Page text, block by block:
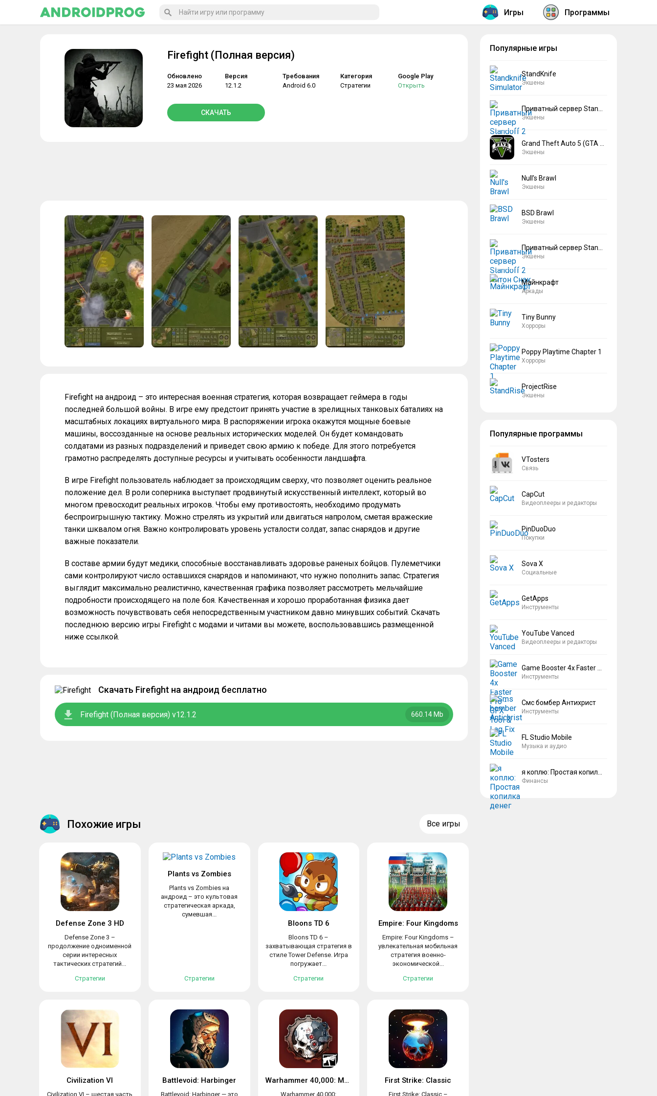
Игры Программы
Firefight (Полная версия)
Обновлено
23 мая 2026
Версия
12.1.2
Требования
Android 6.0
Категория
Стратегии
Google Play
Открыть
СКАЧАТЬ
Firefight на андроид – это интересная военная стратегия, которая возвращает геймера в годы
последней большой войны. В игре ему предстоит принять участие в зрелищных танковых баталиях на
масштабных локациях виртуального мира. В распоряжении игрока окажутся мощные боевые
машины, воссозданные на основе реальных исторических моделей. Он будет командовать
солдатами из разных подразделений и приведет свою армию к победе. Для этого потребуется
грамотно распределять доступные ресурсы и учитывать особенности ландшафта.
В игре Firefight пользователь наблюдает за происходящим сверху, что позволяет оценить реальное
положение дел. В роли соперника выступает продвинутый искусственный интеллект, который во
многом превосходит реальных игроков. Чтобы ему противостоять, необходимо продумать
беспроигрышную тактику. Можно стрелять из укрытий или двигаться напролом, сметая вражеские
танки шквалом огня. Важно контролировать уровень усталости солдат, запас снарядов и другие
важные показатели.
В составе армии будут медики, способные восстанавливать здоровье раненых бойцов. Пулеметчики
сами контролируют число оставшихся снарядов и напоминают, что нужно пополнить запас. Стратегия
выглядит максимально реалистично, качественная графика позволяет рассмотреть мельчайшие
подробности происходящего на поле боя. Качественная и хорошо проработанная физика дает
возможность почувствовать себя непосредственным участником давно минувших событий. Скачать
последнюю версию игры Firefight с модами и читами вы можете, воспользовавшись размещенной
ниже ссылкой.
Скачать Firefight на андроид бесплатно
Firefight (Полная версия) v12.1.2 660.14 Mb
Похожие игры Все игры
Defense Zone 3 HD
Defense Zone 3 –
продолжение одноименной
серии интересных
тактических стратегий...
Стратегии
Plants vs Zombies
Plants vs Zombies на
андроид – это культовая
стратегическая аркада,
сумевшая...
Стратегии
Bloons TD 6
Bloons TD 6 –
захватывающая стратегия в
стиле Tower Defense. Игра
погружает...
Стратегии
Empire: Four Kingdoms
Empire: Four Kingdoms –
увлекательная мобильная
стратегия военно-
экономической...
Стратегии
Civilization VI
Civilization VI – шестая часть
Battlevoid: Harbinger
Battlevoid: Harbinger — это
Warhammer 40,000: Mechanicus
Warhammer 40,000:
First Strike: Classic
First Strike: Classic –
Популярные игры
StandKnife
Экшены
Экшены
Экшены
Null’s Brawl
Экшены
BSD Brawl
Экшены
Экшены
Майнкрафт
Аркады
Tiny Bunny
Хорроры
Poppy Playtime Chapter 1
Хорроры
ProjectRise
Экшены
Популярные программы
VTosters
Связь
CapCut
Видеоплееры и редакторы
PinDuoDuo
Покупки
Sova X
Социальные
GetApps
Инструменты
YouTube Vanced
Видеоплееры и редакторы
Инструменты
Смс бомбер Антихрист
Инструменты
FL Studio Mobile
Музыка и аудио
Финансы